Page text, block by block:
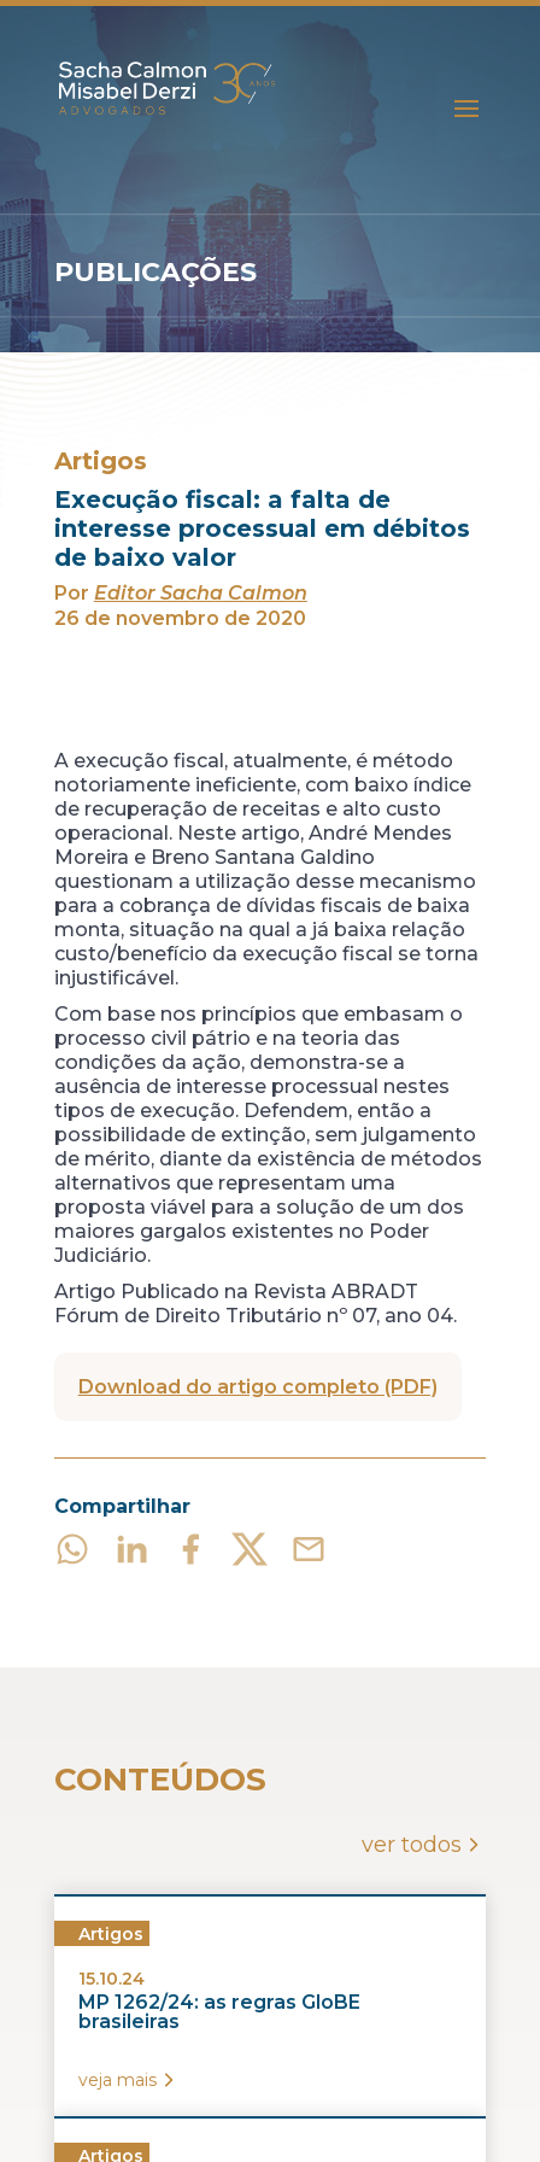
PUBLICAÇÕES
Artigos
Execução fiscal: a falta de
interesse processual em débitos
de baixo valor
Por Editor Sacha Calmon
26 de novembro de 2020
A execução fiscal, atualmente, é método
notoriamente ineficiente, com baixo índice
de recuperação de receitas e alto custo
operacional. Neste artigo, André Mendes
Moreira e Breno Santana Galdino
questionam a utilização desse mecanismo
para a cobrança de dívidas fiscais de baixa
monta, situação na qual a já baixa relação
custo/benefício da execução fiscal se torna
injustificável.
Com base nos princípios que embasam o
processo civil pátrio e na teoria das
condições da ação, demonstra-se a
ausência de interesse processual nestes
tipos de execução. Defendem, então a
possibilidade de extinção, sem julgamento
de mérito, diante da existência de métodos
alternativos que representam uma
proposta viável para a solução de um dos
maiores gargalos existentes no Poder
Judiciário.
Artigo Publicado na Revista ABRADT
Fórum de Direito Tributário nº 07, ano 04.
Download do artigo completo (PDF)
Compartilhar
CONTEÚDOS
ver todos
Artigos
15.10.24
MP 1262/24: as regras GloBE
brasileiras
veja mais
Artigos